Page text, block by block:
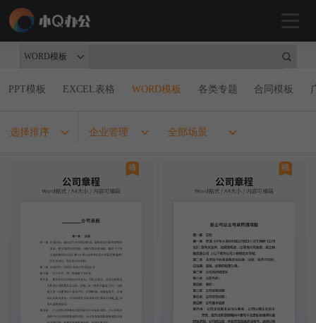
WORD模板
PPT模板 EXCEL表格 WORD模板 各类专题 合同模板
选择排序 企业管理 全部场景